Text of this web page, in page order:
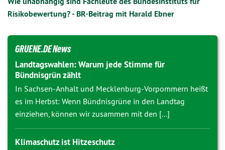
Risikobewertung? - BR-Beitrag mit Harald Ebner
GRUENE.DE News
Landtagswahlen: Warum jede Stimme für
Bündnisgrün zählt
In Sachsen-Anhalt und Mecklenburg-Vorpommern heißt
es im Herbst: Wenn Bündnisgrüne in den Landtag
einziehen, können wir zusammen mit den [...]
Klimaschutz ist Hitzeschutz